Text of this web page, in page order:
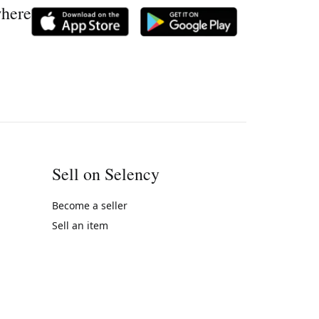
Sell on Selency
Become a seller
Sell an item